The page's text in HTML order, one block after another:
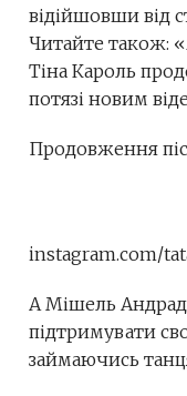
відійшовши від
Читайте також:
Тіна Кароль
потязі новим
Продовження
instagram.com/
А Мішель
підтримувати
займаючись